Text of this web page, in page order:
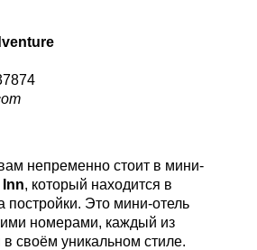
непременно стоит в мини-
Inn, который находится в
постройки. Это мини-отель
номерами, каждый из
в своём уникальном стиле.